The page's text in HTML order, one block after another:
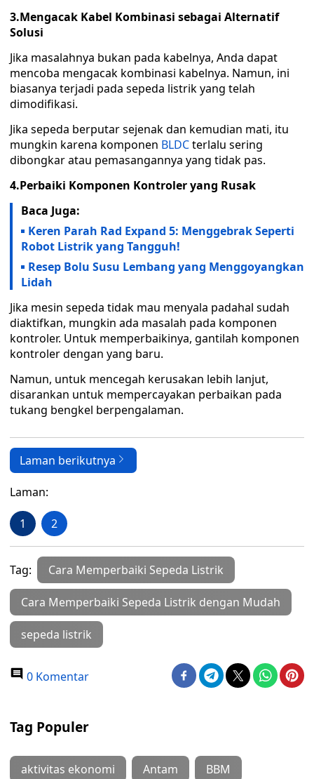
3.Mengacak Kabel Kombinasi sebagai Alternatif
Solusi
Jika masalahnya bukan pada kabelnya, Anda dapat
mencoba mengacak kombinasi kabelnya. Namun, ini
biasanya terjadi pada sepeda listrik yang telah
dimodifikasi.
Jika sepeda berputar sejenak dan kemudian mati, itu
mungkin karena komponen BLDCterlalu sering
dibongkar atau pemasangannya yang tidak pas.
4.Perbaiki Komponen Kontroler yang Rusak
Baca Juga:
Keren Parah Rad Expand 5: Menggebrak Seperti
Robot Listrik yang Tangguh!
Resep Bolu Susu Lembang yang Menggoyangkan
Lidah
Jika mesin sepeda tidak mau menyala padahal sudah
diaktifkan, mungkin ada masalah pada komponen
kontroler. Untuk memperbaikinya, gantilah komponen
kontroler dengan yang baru.
Namun, untuk mencegah kerusakan lebih lanjut,
disarankan untuk mempercayakan perbaikan pada
tukang bengkel berpengalaman.
Laman berikutnya
Laman:
1 2
Tag: Cara Memperbaiki Sepeda Listrik
Cara Memperbaiki Sepeda Listrik dengan Mudah
sepeda listrik
0 Komentar
Tag Populer
aktivitas ekonomi Antam BBM